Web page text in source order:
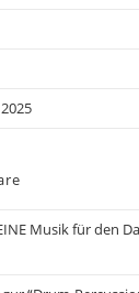
Musik für den